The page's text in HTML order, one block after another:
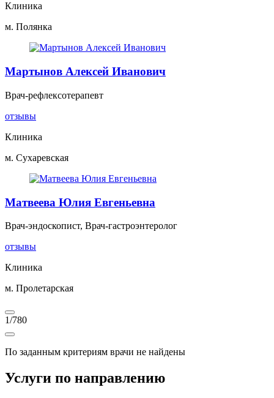
Клиника
м. Полянка
Мартынов Алексей Иванович
Врач-рефлексотерапевт
отзывы
Клиника
м. Сухаревская
Матвеева Юлия Евгеньевна
Врач-эндоскопист, Врач-гастроэнтеролог
отзывы
Клиника
м. Пролетарская
1/780
По заданным критериям врачи не найдены
Услуги по направлению